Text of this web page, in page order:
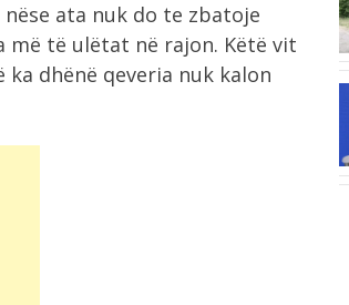
ata nuk do te zbatoje
të ulëtat në rajon. Këtë vit
dhënë qeveria nuk kalon
“E kemi humbur besimin te Infantino”,
UEFA...